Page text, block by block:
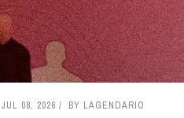
JUL 08, 2026 BY LAGENDARIO